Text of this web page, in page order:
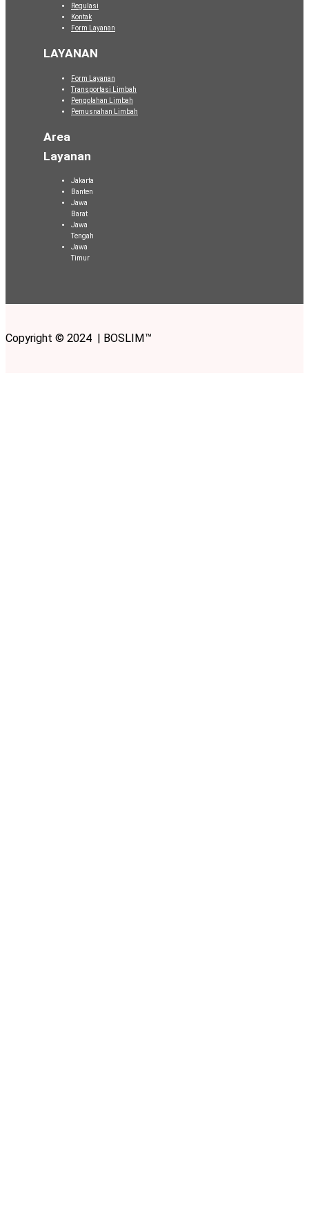
Regulasi
Kontak
Form Layanan
LAYANAN
Form Layanan
Transportasi Limbah
Pengolahan Limbah
Pemusnahan Limbah
Area
Layanan
Jakarta
Banten
Jawa
Barat
Jawa
Tengah
Jawa
Timur
Copyright © 2024 | BOSLIM™